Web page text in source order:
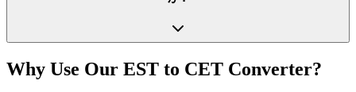
Why Use Our EST to CET Converter?